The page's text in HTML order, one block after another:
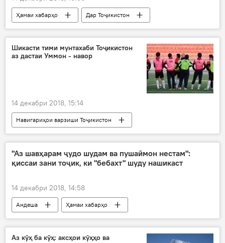
Ҳамаи хабарҳо
Дар Тоҷикистон
КҲФ
ҳамкорӣ
баррасӣ
масъала
Дар Русия
Шикасти тими мунтахаби Тоҷикистон
аз дастаи Уммон - навор
14 декабри 2018, 15:14
Навигариҳои варзиши Тоҷикистон
"Аз шавҳарам ҷудо шудам ва пушаймон нестам":
қиссаи зани тоҷик, ки "бебахт" шуду нашикаст
14 декабри 2018, 14:58
Андеша Ҳамаи хабарҳо
Аз кӯҳ ба кӯҳ: аксҳои кӯҳҳо ва